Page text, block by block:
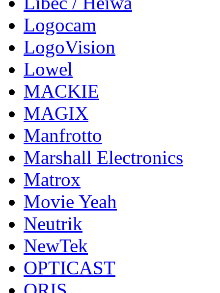
Logocam
LogoVision
Lowel
MACKIE
MAGIX
Manfrotto
Marshall Electronics
Matrox
Movie Yeah
Neutrik
NewTek
OPTICAST